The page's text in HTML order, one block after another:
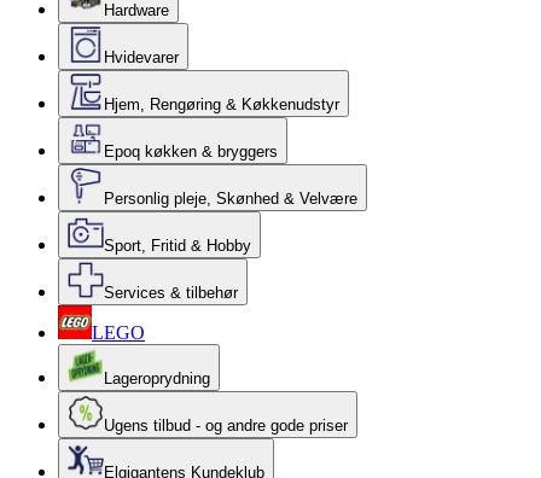
Hardware
Hvidevarer
Hjem, Rengøring & Køkkenudstyr
Epoq køkken & bryggers
Personlig pleje, Skønhed & Velvære
Sport, Fritid & Hobby
Services & tilbehør
LEGO
Lageroprydning
Ugens tilbud - og andre gode priser
Elgigantens Kundeklub